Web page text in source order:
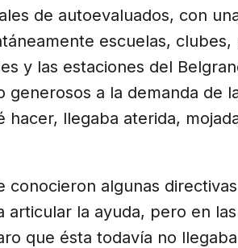
de autoevaluados, con
escuelas, clubes,
y las estaciones del
generosos a la demanda de
hacer, llegaba aterida,
conocieron algunas
articular la ayuda, pero en
que ésta todavía no